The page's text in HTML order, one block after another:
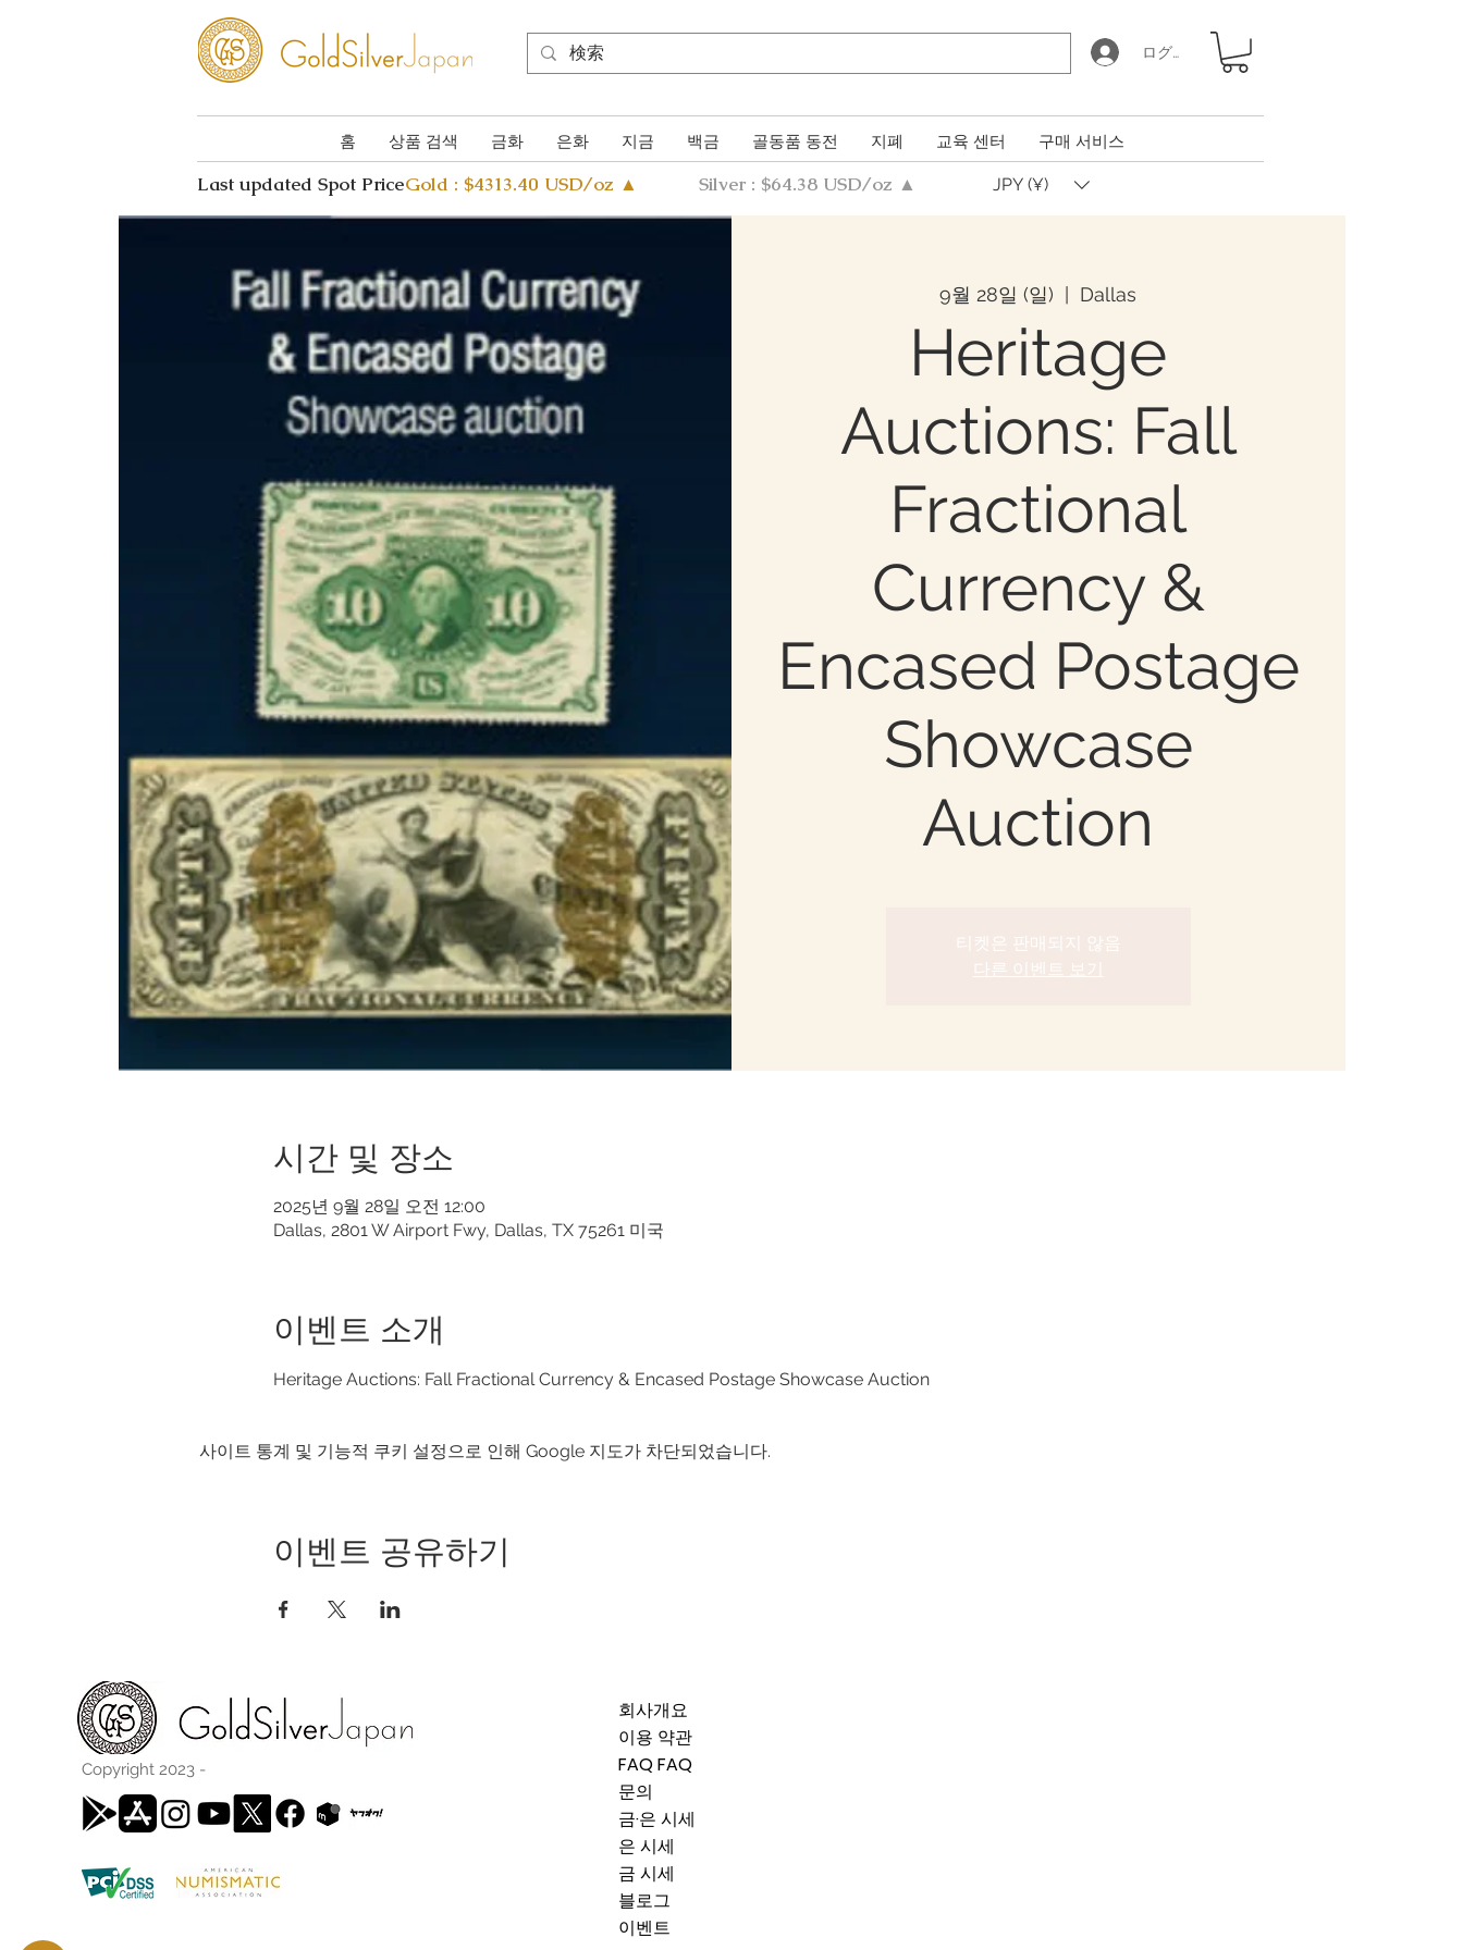
ログイン
홈 상품 검색 금화 은화 지금 백금 골동품 동전 지폐 교육 센터 구매 서비스
Last updated Spot PriceGold : $4313.40 USD/oz ▲ Silver : $64.38 USD/oz ▲ JPY (¥)
9월 28일 (일)
  |
Dallas
Heritage
Auctions: Fall
Fractional
Currency &
Encased Postage
Showcase
Auction
티켓은 판매되지 않음
다른 이벤트 보기
시간 및 장소
2025년 9월 28일 오전 12:00
Dallas, 2801 W Airport Fwy, Dallas, TX 75261 미국
이벤트 소개
Heritage Auctions: Fall Fractional Currency & Encased Postage Showcase Auction
사이트 통계 및 기능적 쿠키 설정으로 인해 Google 지도가 차단되었습니다.
이벤트 공유하기
Copyright 2023 -
회사개요
이용 약관
FAQ FAQ
문의
금·은 시세
은 시세
금 시세
블로그
이벤트